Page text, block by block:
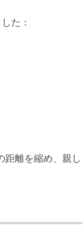
た：
距離を縮め、親し